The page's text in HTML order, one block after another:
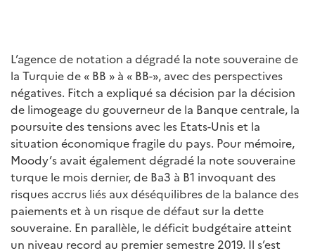
L’agence de notation a dégradé la note souveraine de
la Turquie de « BB » à « BB-», avec des perspectives
négatives. Fitch a expliqué sa décision par la décision
de limogeage du gouverneur de la Banque centrale, la
poursuite des tensions avec les Etats-Unis et la
situation économique fragile du pays. Pour mémoire,
Moody’s avait également dégradé la note souveraine
turque le mois dernier, de Ba3 à B1 invoquant des
risques accrus liés aux déséquilibres de la balance des
paiements et à un risque de défaut sur la dette
souveraine. En parallèle, le déficit budgétaire atteint
un niveau record au premier semestre 2019. Il s’est